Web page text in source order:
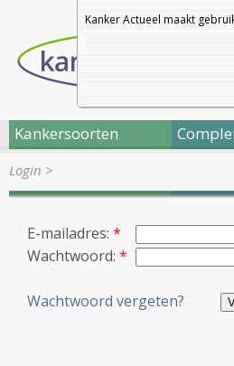
Kanker Actueel maakt
Kankersoorten
Login >
E-mailadres: *
Wachtwoord: *
Wachtwoord vergeten?